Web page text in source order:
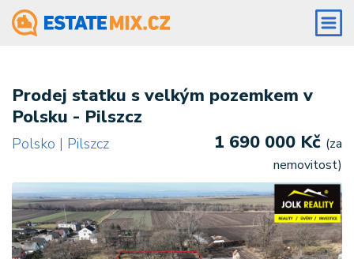
Prodej statku s velkým pozemkem v
Polsku - Pilszcz
Polsko | Pilszcz 1 690 000 Kč (za
nemovitost)